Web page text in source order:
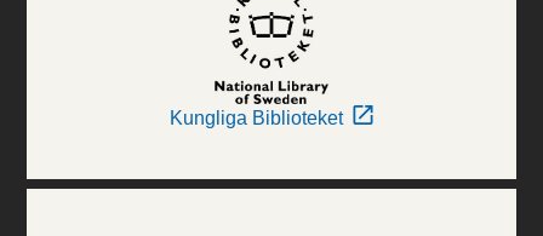
Kungliga Biblioteket